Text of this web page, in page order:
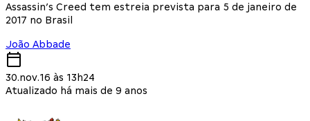
Assassin’s Creed tem estreia prevista para 5 de janeiro de
2017 no Brasil
João Abbade
30.nov.16 às 13h24
Atualizado há mais de 9 anos